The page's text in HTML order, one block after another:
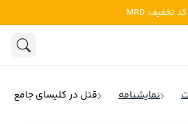
کد تخفیف: MRD
نمایشنامه قتل در کلیسای جامع